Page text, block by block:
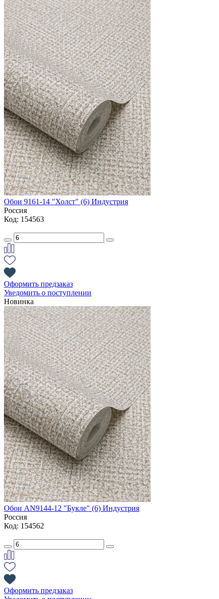
Обои 9161-14 "Холст" (6) Индустрия
Россия
Код: 154563
Оформить предзаказ
Уведомить о поступлении
Новинка
Обои AN9144-12 "Букле" (6) Индустрия
Россия
Код: 154562
Оформить предзаказ